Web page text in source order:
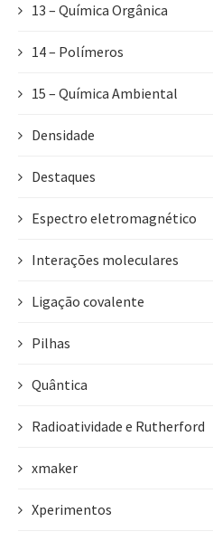
13 – Química Orgânica
14 – Polímeros
15 – Química Ambiental
Densidade
Destaques
Espectro eletromagnético
Interações moleculares
Ligação covalente
Pilhas
Quântica
Radioatividade e Rutherford
xmaker
Xperimentos